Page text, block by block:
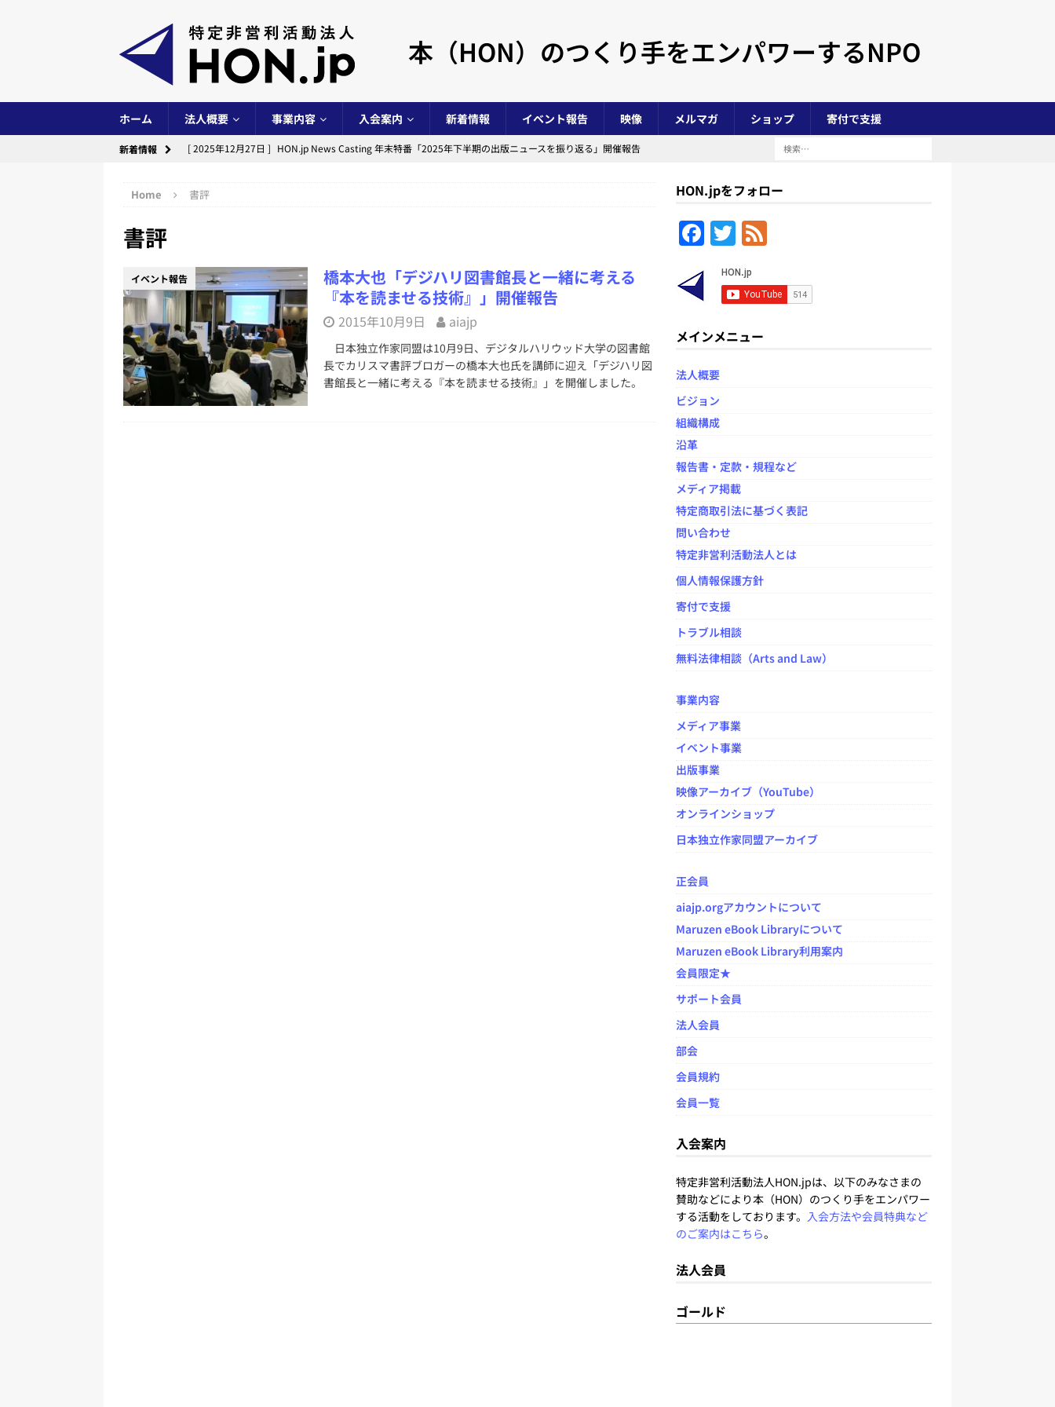
本（HON）のつくり手をエンパワーするNPO
ホーム 法人概要 事業内容 入会案内 新着情報 イベント報告 映像 メルマガ ショップ 寄付で支援
新着情報 [ 2025年12月27日 ] HON.jp News Casting 年末特番「2025年下半期の出版ニュースを振り返る」開催報告
[ 2025年12月24日 ]
イベント事業
[ 2025年6月28日 ]
第10期（2024年度）活動報告および会計報告と総会議事録
NPO法人全般
[ 2024年12月29日 ] HON.jp News Casting 年末特番「2024年の出版ニュースを振り返る」開催報告
ベント事業
[ 2024年12月23日 ] 【年末特番】2024年の出版ニュースを振り返る ―― HON[.]jp News Casting / 大西隆
Home 書評
書評
イベント報告
橋本大也「デジハリ図書館長と一緒に考える
『本を読ませる技術』」開催報告
2015年10月9日 aiajp
日本独立作家同盟は10月9日、デジタルハリウッド大学の図書館
長でカリスマ書評ブロガーの橋本大也氏を講師に迎え「デジハリ図
書館長と一緒に考える『本を読ませる技術』」を開催しました。
HON.jpをフォロー
F
e
b
o
k
T
w
itt
er
F
e
d
メインメニュー
法人概要
ビジョン
組織構成
沿革
報告書・定款・規程など
メディア掲載
特定商取引法に基づく表記
問い合わせ
特定非営利活動法人とは
個人情報保護方針
寄付で支援
トラブル相談
無料法律相談（Arts and Law）
事業内容
メディア事業
イベント事業
出版事業
映像アーカイブ（YouTube）
オンラインショップ
日本独立作家同盟アーカイブ
正会員
aiajp.orgアカウントについて
Maruzen eBook Libraryについて
Maruzen eBook Library利用案内
会員限定★
サポート会員
法人会員
部会
会員規約
会員一覧
入会案内
特定非営利活動法人HON.jpは、以下のみなさまの
賛助などにより本（HON）のつくり手をエンパワー
する活動をしております。 入会方法や会員特典など
のご案内はこちら。
法人会員
ゴールド